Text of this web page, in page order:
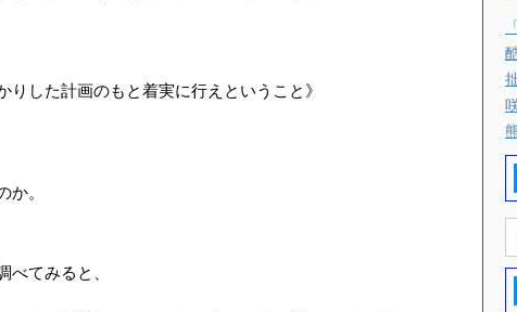
りした計画のもと着実に行えということ》
。
てみると、